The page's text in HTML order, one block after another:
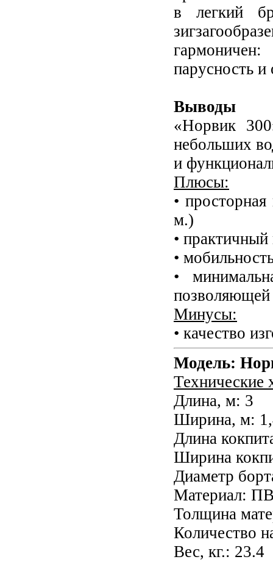
в легкий
парусность и
Выводы
«Норвик
небольших
и
Плюсы:
•
м.)
•
•
•
позволяющей
Минусы:
• качество
Модель:
Технические
Длина, м: 3
Ширина, м:
Длина
Ширина
Диаметр
Материал:
Толщина
Количество
Вес, кг.: 23.4